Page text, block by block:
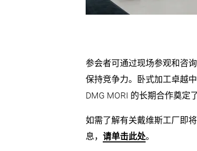
参会者可通过现场参观和咨
保持竞争力。卧式加工卓越
DMG MORI 的长期合作奠定
如需了解有关戴维斯工厂即
息，请单击此处。